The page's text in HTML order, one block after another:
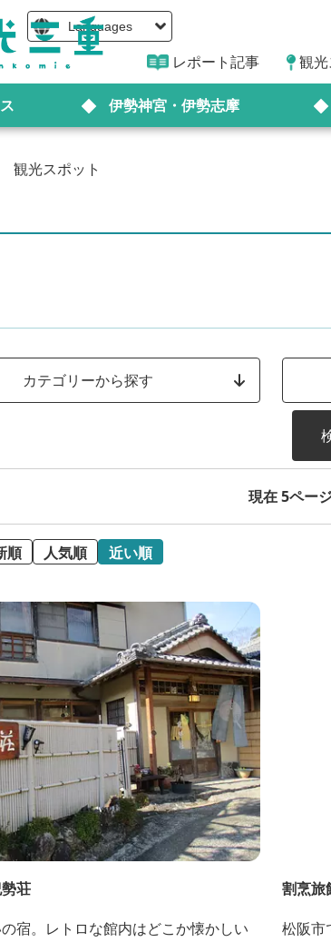
Languages
レポート記事 観光
伊勢神宮・伊勢志摩
観光スポット
カテゴリーから探す
現在 5ペー
順 人気順 近い順
荘
宿。レトロな館内はどこか懐かしい
割烹旅
松阪市